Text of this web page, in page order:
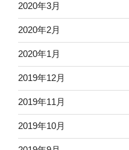
2020年3月
2020年2月
2020年1月
2019年12月
2019年11月
2019年10月